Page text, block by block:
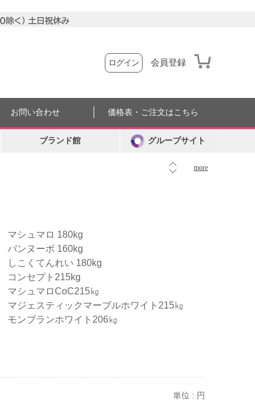
ログイン 会員登録
more
お問い合わせ 価格表・ご注文はこちら
ブランド館 グループサイト
マシュマロ 180kg
バンヌーボ 160kg
しこくてんれい 180kg
コンセプト215kg
マシュマロCoC215㎏
マジェスティックマーブルホワイト215㎏
モンブランホワイト206㎏
単位 : 円